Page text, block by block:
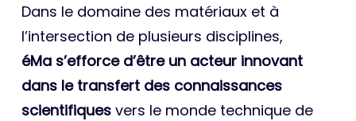
Dans le domaine des matériaux et à
l’intersection de plusieurs disciplines,
éMa s’efforce d’être un acteur innovant
dans le transfert des connaissances
scientifiques vers le monde technique de